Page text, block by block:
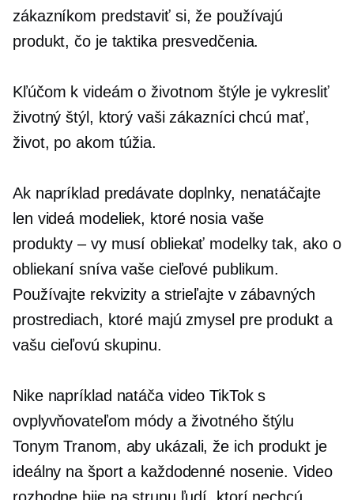
zákazníkom predstaviť si, že používajú
produkt, čo je taktika presvedčenia.
Kľúčom k videám o životnom štýle je vykresliť
životný štýl, ktorý vaši zákazníci chcú mať,
život, po akom túžia.
Ak napríklad predávate doplnky, nenatáčajte
len videá modeliek, ktoré nosia vaše
produkty – vymusí obliekať modelky tak, ako o
obliekaní sníva vaše cieľové publikum.
Používajte rekvizity a strieľajte v zábavných
prostrediach, ktoré majú zmysel pre produkt a
vašu cieľovú skupinu.
Nike napríklad natáča video TikTok s
ovplyvňovateľom módy a životného štýlu
Tonym Tranom, aby ukázali, že ich produkt je
ideálny na šport a každodenné nosenie. Video